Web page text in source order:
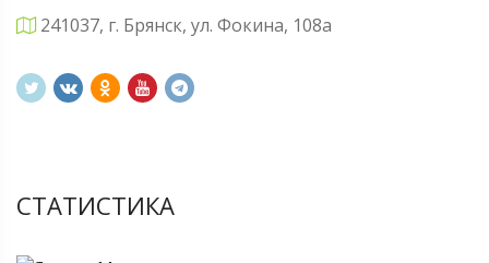
241037, г. Брянск, ул. Фокина, 108а
СТАТИСТИКА